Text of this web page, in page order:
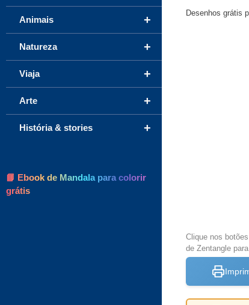
Desenhos grátis
Clique nos
de Zentangle
+
Animais
+
Natureza
+
Viaja
+
Arte
+
História & stories
📘 Ebook de Mandala para colorir
grátis